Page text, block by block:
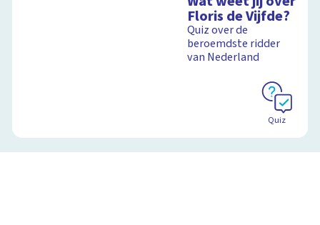
Floris de Vijfde?
Quiz over de
beroemdste ridder
van Nederland
Quiz